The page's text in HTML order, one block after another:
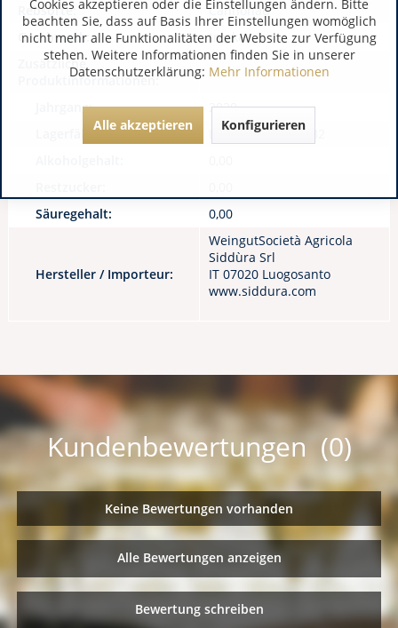
Rebsorte:
Cannonau
Geschmack:
trocken
Zusätzliche
Produktinformationen:
Jahrgang:
2020
Lagerfähigkeit:
Lagerfähig bis 2032
Säuregehalt:
0,00
Hersteller / Importeur:
WeingutSocietà Agricola
Siddùra Srl
IT 07020 Luogosanto
www.siddura.com
Kundenbewertungen (0)
Keine Bewertungen vorhanden
Alle Bewertungen anzeigen
Bewertung schreiben
Cookies akzeptieren oder die Einstellungen ändern. Bitte
beachten Sie, dass auf Basis Ihrer Einstellungen womöglich
nicht mehr alle Funktionalitäten der Website zur Verfügung
stehen. Weitere Informationen finden Sie in unserer
Datenschutzerklärung: Mehr Informationen
Alle akzeptieren Konfigurieren